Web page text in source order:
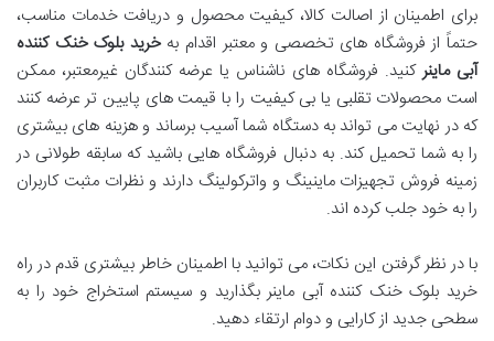
برای اطمینان از اصالت کالا، کیفیت محصول و دریافت خدمات مناسب،
حتماً از فروشگاه های تخصصی و معتبر اقدام بهخرید بلوک خنک کننده
آبی ماینر کنید. فروشگاه های ناشناس یا عرضه کنندگان غیرمعتبر، ممکن
است محصولات تقلبی یا بی کیفیت را با قیمت های پایین تر عرضه کنند
که در نهایت می تواند به دستگاه شما آسیب برساند و هزینه های بیشتری
را به شما تحمیل کند. به دنبال فروشگاه هایی باشید که سابقه طولانی در
زمینه فروش تجهیزات ماینینگ و واترکولینگ دارند و نظرات مثبت کاربران
را به خود جلب کرده اند.
با در نظر گرفتن این نکات، می توانید با اطمینان خاطر بیشتری قدم در راه
خرید بلوک خنک کننده آبی ماینر بگذارید و سیستم استخراج خود را به
سطحی جدید از کارایی و دوام ارتقاء دهید.